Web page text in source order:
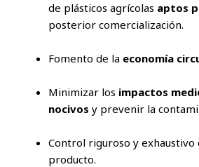
de plásticos agrícolas aptos
posterior comercialización.
Fomento de la economía
Minimizar los impactos
nocivos y prevenir la
Control riguroso y exhaustivo
producto.